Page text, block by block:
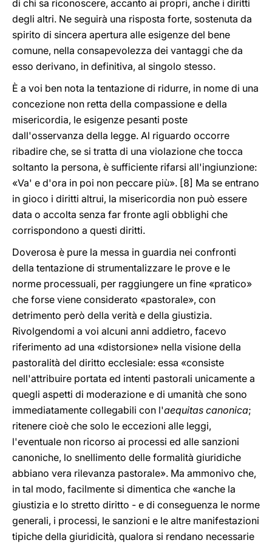
di chi sa riconoscere, accanto ai propri, anche i diritti
degli altri. Ne seguirà una risposta forte, sostenuta da
spirito di sincera apertura alle esigenze del bene
comune, nella consapevolezza dei vantaggi che da
esso derivano, in definitiva, al singolo stesso.
È a voi ben nota la tentazione di ridurre, in nome di una
concezione non retta della compassione e della
misericordia, le esigenze pesanti poste
dall'osservanza della legge. Al riguardo occorre
ribadire che, se si tratta di una violazione che tocca
soltanto la persona, è sufficiente rifarsi all'ingiunzione:
«Va' e d'ora in poi non peccare più». [8] Ma se entrano
in gioco i diritti altrui, la misericordia non può essere
data o accolta senza far fronte agli obblighi che
corrispondono a questi diritti.
Doverosa è pure la messa in guardia nei confronti
della tentazione di strumentalizzare le prove e le
norme processuali, per raggiungere un fine «pratico»
che forse viene considerato «pastorale», con
detrimento però della verità e della giustizia.
Rivolgendomi a voi alcuni anni addietro, facevo
riferimento ad una «distorsione» nella visione della
pastoralità del diritto ecclesiale: essa «consiste
nell'attribuire portata ed intenti pastorali unicamente a
quegli aspetti di moderazione e di umanità che sono
immediatamente collegabili con l'aequitas canonica;
ritenere cioè che solo le eccezioni alle leggi,
l'eventuale non ricorso ai processi ed alle sanzioni
canoniche, lo snellimento delle formalità giuridiche
abbiano vera rilevanza pastorale». Ma ammonivo che,
in tal modo, facilmente si dimentica che «anche la
giustizia e lo stretto diritto - e di conseguenza le norme
generali, i processi, le sanzioni e le altre manifestazioni
tipiche della giuridicità, qualora si rendano necessarie